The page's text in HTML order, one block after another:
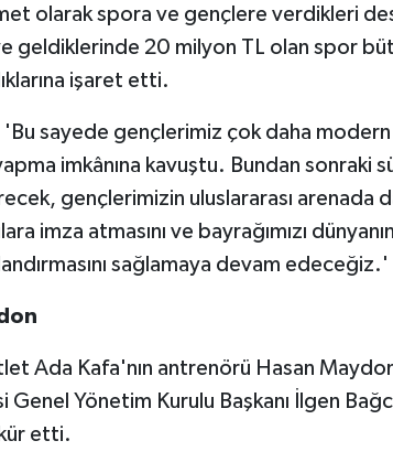
olarak spora ve gençlere verdikleri
geldiklerinde 20 milyon TL olan spor
işaret etti.
'Bu sayede gençlerimiz çok daha
imkânına kavuştu. Bundan sonraki
gençlerimizin uluslararası arenada
imza atmasını ve bayrağımızı
sağlamaya devam
Ada Kafa'nın antrenörü Hasan
Genel Yönetim Kurulu Başkanı İlgen
etti.